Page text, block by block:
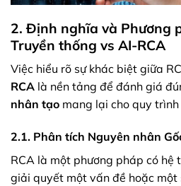
2. Định nghĩa và Phương
Truyền thống vs AI-RCA
Việc hiểu rõ sự khác biệt giữa
RCA là nền tảng để đánh giá
nhân tạo mang lại cho quy trình
2.1. Phân tích Nguyên nhân
RCA là một phương pháp có hệ
giải quyết một vấn đề hoặc một